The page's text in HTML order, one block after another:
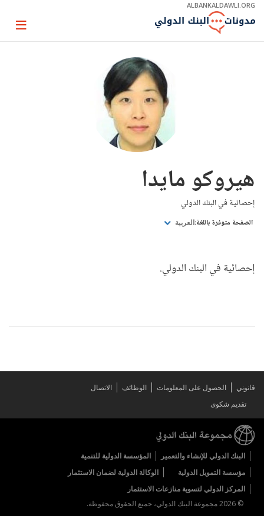
Skip
Main
ALBANKALDAWLI.ORG
Page
هيروكو مايدا
إحصائية في البنك الدولي
الصفحة متوفرة باللغة: العربية
إحصائية في البنك الدولي.
قانوني الحصول على المعلومات الوظائف
الاتصال
تقديم شكوى
البنك الدولي للإنشاء والتعمير
المؤسسة الدولية للتنمية
مؤسسة التمويل الدولية
الوكالة الدولية لضمان الاستثمار
المركز الدولي لتسوية منازعات الاستثمار
© 2026 مجموعة البنك الدولي، جميع الحقوق محفوظة.